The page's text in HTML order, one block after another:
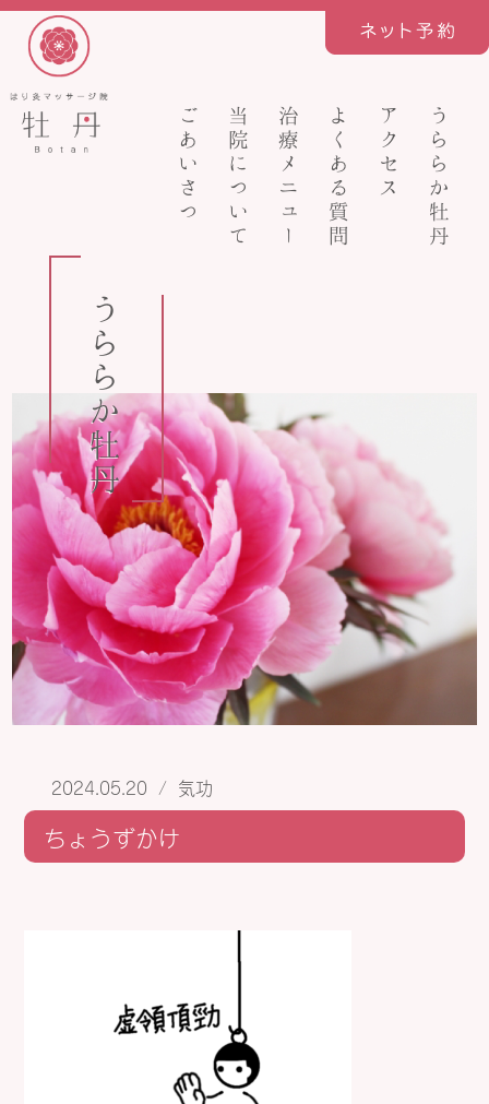
ごあいさつ 当院について 治療メニュー よくある質問 アクセス うららか牡丹
うららか牡丹
2024.05.20 / 気功
ちょうずかけ